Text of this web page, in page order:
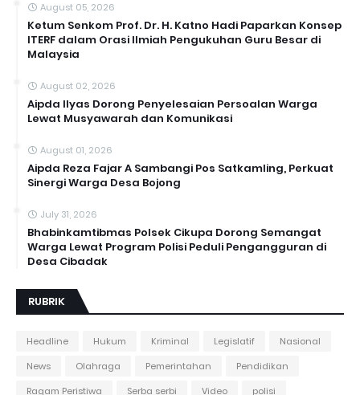
August 05, 2026
Ketum Senkom Prof. Dr. H. Katno Hadi Paparkan Konsep
ITERF dalam Orasi Ilmiah Pengukuhan Guru Besar di
Malaysia
August 02, 2026
Aipda Ilyas Dorong Penyelesaian Persoalan Warga
Lewat Musyawarah dan Komunikasi
August 01, 2026
Aipda Reza Fajar A Sambangi Pos Satkamling, Perkuat
Sinergi Warga Desa Bojong
July 31, 2026
Bhabinkamtibmas Polsek Cikupa Dorong Semangat
Warga Lewat Program Polisi Peduli Pengangguran di
Desa Cibadak
RUBRIK
Headline Hukum Kriminal Legislatif
Nasional
News
Olahraga Pemerintahan
Pendidikan
Ragam Peristiwa
Serba serbi Video polisi